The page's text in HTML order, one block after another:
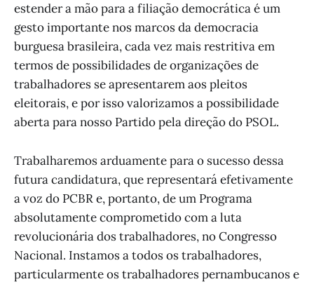
estender a mão para a filiação democrática é um
gesto importante nos marcos da democracia
burguesa brasileira, cada vez mais restritiva em
termos de possibilidades de organizações de
trabalhadores se apresentarem aos pleitos
eleitorais, e por isso valorizamos a possibilidade
aberta para nosso Partido pela direção do PSOL.
Trabalharemos arduamente para o sucesso dessa
futura candidatura, que representará efetivamente
a voz do PCBR e, portanto, de um Programa
absolutamente comprometido com a luta
revolucionária dos trabalhadores, no Congresso
Nacional. Instamos a todos os trabalhadores,
particularmente os trabalhadores pernambucanos e